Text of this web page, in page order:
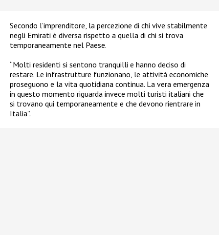
Secondo l’imprenditore, la percezione di chi vive stabilmente
negli Emirati è diversa rispetto a quella di chi si trova
temporaneamente nel Paese.
“Molti residenti si sentono tranquilli e hanno deciso di
restare. Le infrastrutture funzionano, le attività economiche
proseguono e la vita quotidiana continua. La vera emergenza
in questo momento riguarda invece molti turisti italiani che
si trovano qui temporaneamente e che devono rientrare in
Italia”.